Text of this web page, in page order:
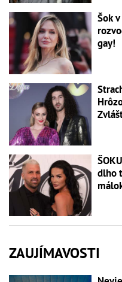
Šok
gay!
dlho
ZAUJÍMAVOSTI